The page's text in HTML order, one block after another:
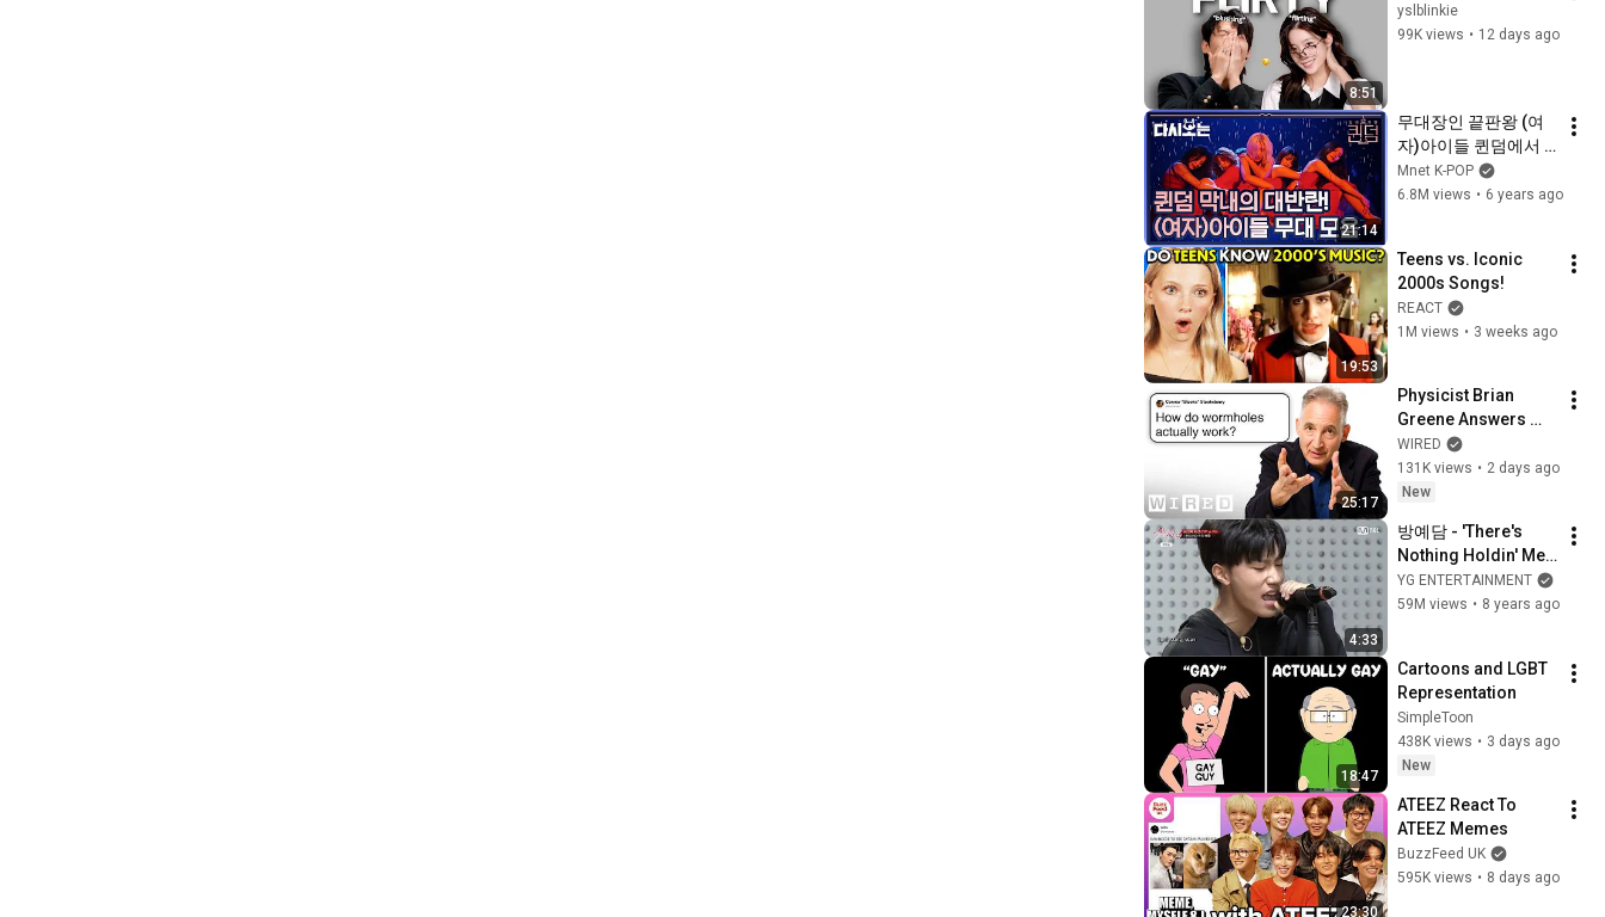
8:51
yslblinkie
99K views • 12 days ago
21:14
무대장인 끝판왕 (여
자)아이들 퀸덤에서
끼 탈탈 발산♥ 퀸덤
(여자)아이들 무대모
Mnet K-POP
6.8M views • 6 years ago
19:53
Teens vs. Iconic
2000s Songs!
REACT
1M views • 3 weeks ago
25:17
Physicist Brian
Greene Answers
Quantum Physics
Questions
WIRED
131K views • 2 days ago
New
4:33
방예담 - 'There's
Nothing Holdin' Me
Back' ('Stray Kids’
YG vs JYP 프리 배틀)
YG ENTERTAINMENT
59M views • 8 years ago
18:47
Cartoons and LGBT
Representation
SimpleToon
438K views • 3 days ago
New
23:30
ATEEZ React To
ATEEZ Memes
BuzzFeed UK
595K views • 8 days ago